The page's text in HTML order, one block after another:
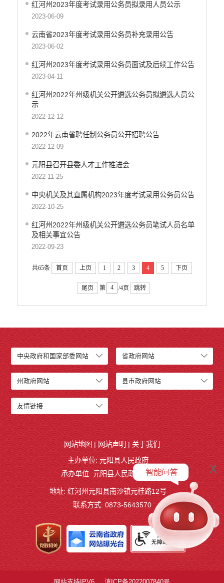
红河州2023年度考试录用公务员拟录用人员公示
2023-06-09
云南省2023年度考试录用公务员补充录用公告
2023-06-02
红河州2023年度考试录用公务员面试及后续工作公告
2023-04-11
红河州2022年州级机关公开遴选公务员拟遴选人员公
示
2022-12-12
2022年云南省聘任制公务员公开招聘公告
2022-12-09
元阳县召开县委人才工作推进会
2022-11-25
中央机关及其直属机构2023年度考试录用公务员公告
2022-10-25
红河州2022年州级机关公开遴选公务员笔试人员名单
及相关事宜公告
2022-09-23
共65条 首页 上页 1 2 3 4 5 下页
尾页 第 /4页 跳转
中央政府和国家部委网站 省政府网站
州政府网站 县市政府网站
友情链接
x
网站地图 | 网站声明 | 关于我们
主办单位: 元阳县人民政府
承办单位: 元阳县人民政府办公室
地址: 红河州元阳县南沙镇元桂路12号
联系方式: 0873-5643570